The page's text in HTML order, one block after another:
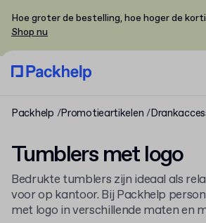
Hoe groter de bestelling, hoe hoger de
Shop nu
Packhelp Promotieartikelen
Tumblers met logo
Bedrukte tumblers zijn ideaal als
voor op kantoor. Bij Packhelp
met logo in verschillende maten en